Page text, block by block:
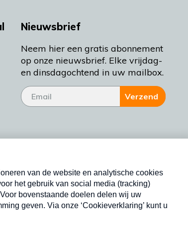
Nieuwsbrief
Neem hier een gratis abonnement
op onze nieuwsbrief. Elke vrijdag-
en dinsdagochtend in uw mailbox.
Verzend
hier een gratis abonnement op onze